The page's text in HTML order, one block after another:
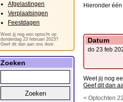
Hieronder
Datum
do 23 feb
Weet jij nog
Geef dit dan
< Optochten
Afgelastingen
Verplaatsingen
Feestdagen
Weet jij nog een optocht op
donderdag 23 februari 2023?
Geef dit dan aan ons door.
Zoeken